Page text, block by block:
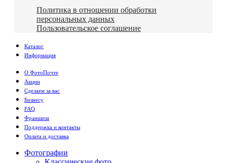
Политика в отношении обработки
персональных данных
Пользовательское соглашение
Каталог
Информация
О ФотоПочте
Акции
Сделаем за вас
Бизнесу
FAQ
Франшиза
Поддержка и контакты
Оплата и доставка
Фотографии